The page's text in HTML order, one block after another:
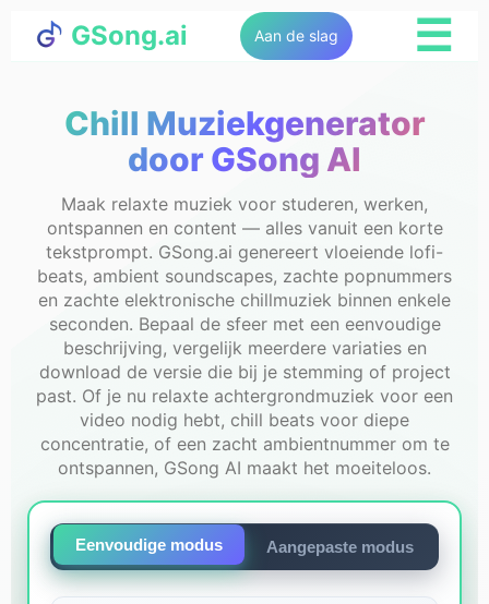
GSong.ai Aan de slag ☰
Chill Muziekgenerator
door GSong AI
Maak relaxte muziek voor studeren, werken,
ontspannen en content — alles vanuit een korte
tekstprompt. GSong.ai genereert vloeiende lofi-
beats, ambient soundscapes, zachte popnummers
en zachte elektronische chillmuziek binnen enkele
seconden. Bepaal de sfeer met een eenvoudige
beschrijving, vergelijk meerdere variaties en
download de versie die bij je stemming of project
past. Of je nu relaxte achtergrondmuziek voor een
video nodig hebt, chill beats voor diepe
concentratie, of een zacht ambientnummer om te
ontspannen, GSong AI maakt het moeiteloos.
Eenvoudige modus Aangepaste modus